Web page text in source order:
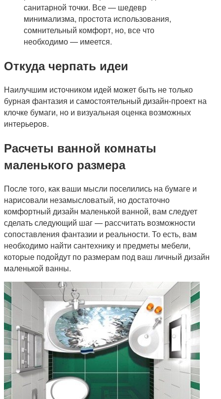
санитарной точки. Все — шедевр
минимализма, простота использования,
сомнительный комфорт, но, все что
необходимо — имеется.
Откуда черпать идеи
Наилучшим источником идей может быть не только
бурная фантазия и самостоятельный дизайн-проект на
клочке бумаги, но и визуальная оценка возможных
интерьеров.
Расчеты ванной комнаты
маленького размера
После того, как ваши мысли поселились на бумаге и
нарисовали незамысловатый, но достаточно
комфортный дизайн маленькой ванной, вам следует
сделать следующий шаг — рассчитать возможности
сопоставления фантазии и реальности. То есть, вам
необходимо найти сантехнику и предметы мебели,
которые подойдут по размерам под ваш личный дизайн
маленькой ванны.